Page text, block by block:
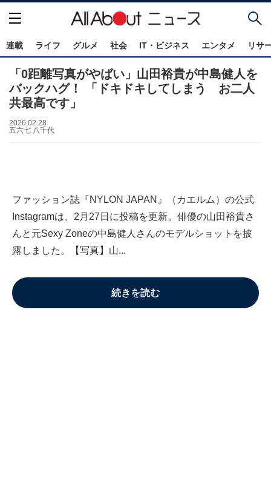
連載 ライフ グルメ 社会 IT・ビジネス エンタメ リサ
「0距離写真がやばい」山田裕貴が中島健人を
バックハグ！ 「ドキドキしてしまう お二人
共最高です」
2026.02.28
五六七 八千代
ファッション誌『NYLON JAPAN』（カエルム）の公式
Instagramは、2月27日に投稿を更新。俳優の山田裕貴さ
んと元Sexy Zoneの中島健人さんのモデルショットを披
露しました。【写真】山...
続きを読む